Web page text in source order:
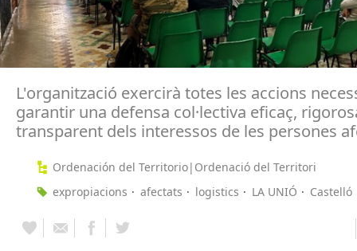
L'organització exercirà totes les accions
garantir una defensa col·lectiva eficaç,
transparent dels interessos de les persones
Ordenación del Territorio|Ordenació del Territori
expropiacions
afectats logistics LA UNIÓ Castelló